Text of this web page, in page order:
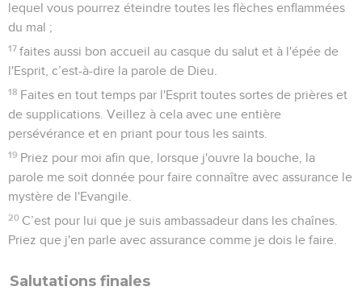
lequel vous pourrez éteindre toutes les flèches enflammées
du mal ;
17 faites aussi bon accueil au casque du salut et à l'épée de
l'Esprit, c’est-à-dire la parole de Dieu.
18 Faites en tout temps par l'Esprit toutes sortes de prières et
de supplications. Veillez à cela avec une entière
persévérance et en priant pour tous les saints.
19 Priez pour moi afin que, lorsque j'ouvre la bouche, la
parole me soit donnée pour faire connaître avec assurance le
mystère de l'Evangile.
20 C’est pour lui que je suis ambassadeur dans les chaînes.
Priez que j'en parle avec assurance comme je dois le faire.
Salutations finales